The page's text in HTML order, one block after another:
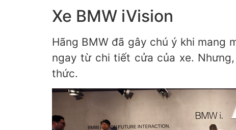
Xe BMW iVision
Hãng BMW đã gây chú ý khi mang
ngay từ chi tiết cửa của xe.
thức.